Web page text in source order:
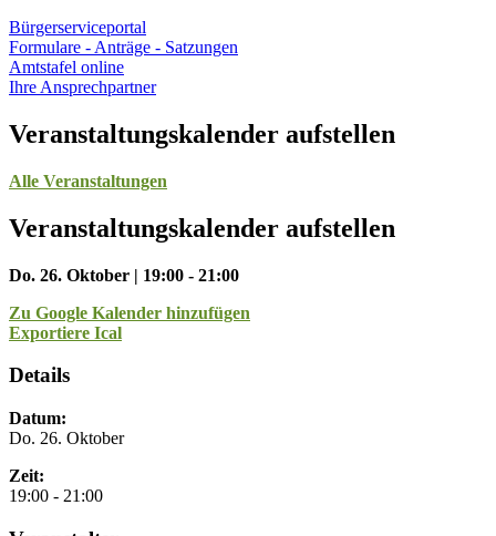
Bürgerserviceportal
Formulare - Anträge - Satzungen
Amtstafel online
Ihre Ansprechpartner
Veranstaltungskalender aufstellen
Alle Veranstaltungen
Veranstaltungskalender aufstellen
Do. 26. Oktober | 19:00 - 21:00
Zu Google Kalender hinzufügen
Exportiere Ical
Details
Datum:
Do. 26. Oktober
Zeit:
19:00 - 21:00